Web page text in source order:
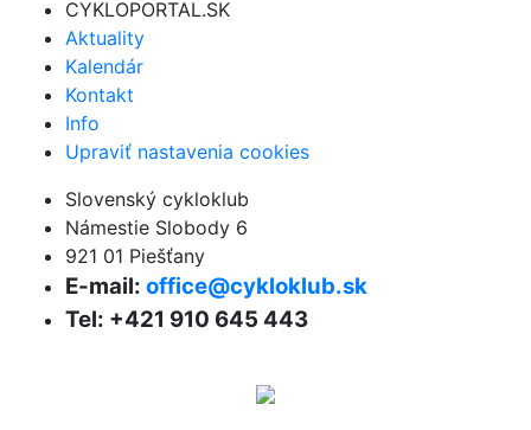
CYKLOPORTAL.SK
Aktuality
Kalendár
Kontakt
Info
Upraviť nastavenia cookies
Slovenský cykloklub
Námestie Slobody 6
921 01 Piešťany
E-mail: office@cykloklub.sk
Tel: +421 910 645 443